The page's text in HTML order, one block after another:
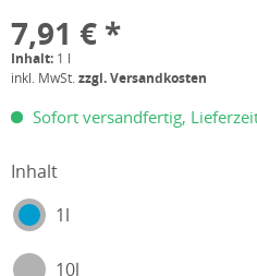
7,91 € *
Inhalt: 1 l
inkl. MwSt.zzgl. Versandkosten
Sofort versandfertig,
Inhalt
1l
10l